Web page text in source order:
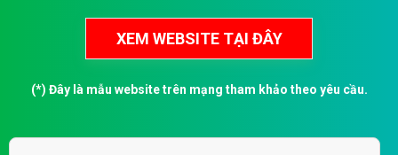
(*) Đây là mẫu website trên mạng tham khảo theo yêu cầu.